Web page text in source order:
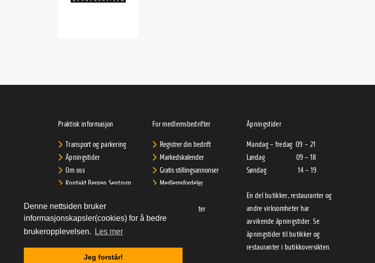
Denne nettsiden bruker
informasjonskapsler(cookies) for å bedre
brukeropplevelsen.
Les mer
Jeg forstår!
Praktisk informasjon
Transport og parkering
Åpningstider
Om oss
Kontakt Bergen Sentrum
Informasjonskapsler
Personvernerklæring
For medlemsbedrifter
Registrer din bedrift
Markedskalender
Gratis stillingsannonser
Medlemsfordeler
medlemsbedrifter
Priser
LOGG INN
Åpningstider
Mandag – fredag 09 – 21
Lørdag 09 – 18
Søndag 14 – 19
En del butikker, restauranter og
andre virksomheter har
avvikende åpningstider. Se
åpningstider tilbutikker og
restauranter i butikkoversikten.